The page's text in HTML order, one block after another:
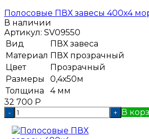
Полосовые ПВХ завесы 400x4
В наличии
Артикул: SV09550
Вид
ПВХ завеса
Материал ПВХ прозрачный
Цвет
Прозрачный
Размеры
0,4х50м
Толщина
4 мм
32 700 Р
- + В